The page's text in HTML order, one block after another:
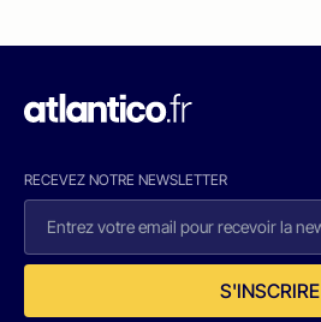
RECEVEZ NOTRE NEWSLETTER
S'INSCRIRE